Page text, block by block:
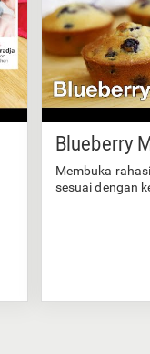
Blueberry
Membuka
sesuai dengan